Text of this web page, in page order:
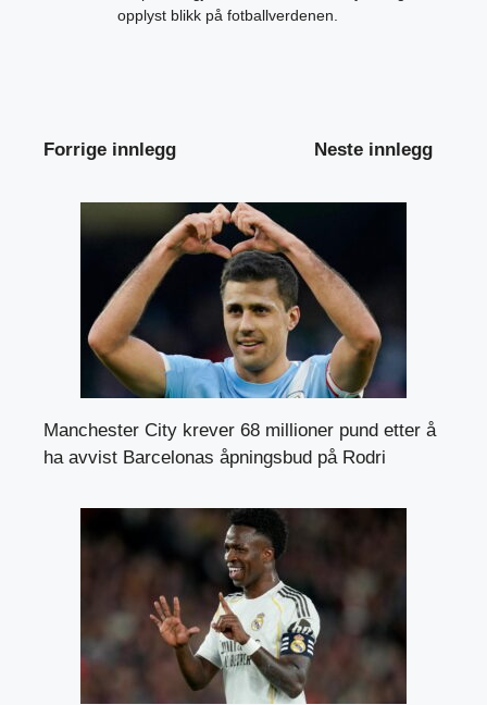
opplyst blikk på fotballverdenen.
Forrige innlegg Neste innlegg
Manchester City krever 68 millioner pund etter å
ha avvist Barcelonas åpningsbud på Rodri